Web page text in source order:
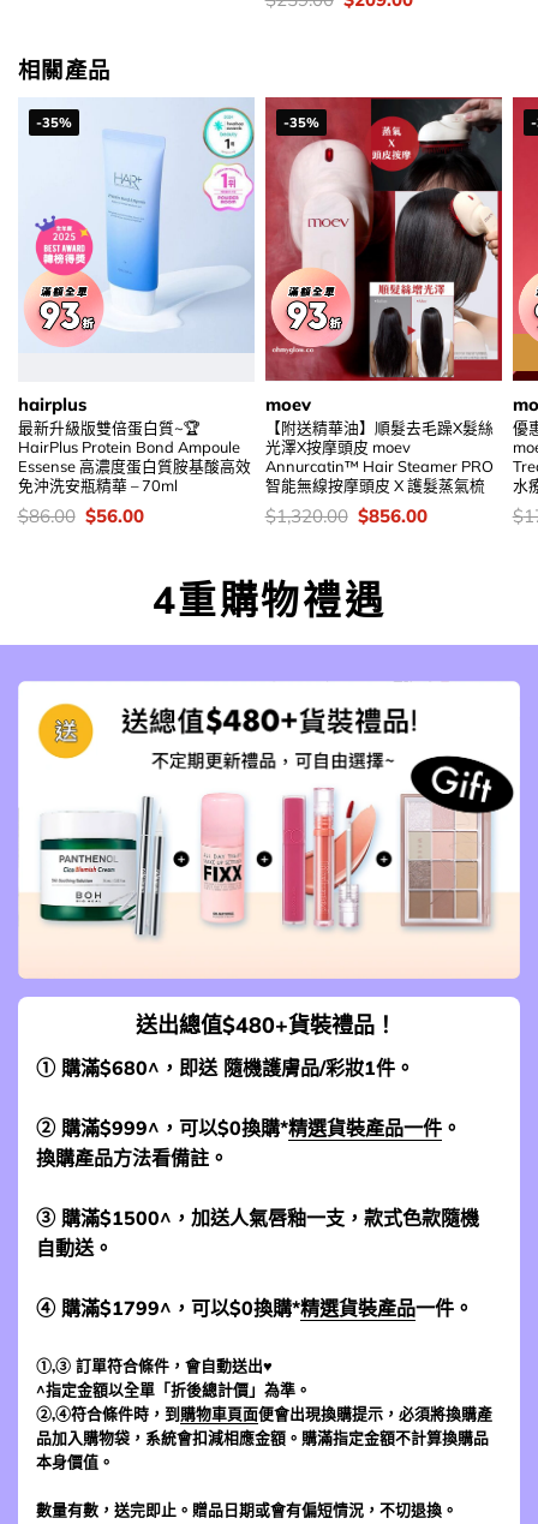
錢： price
相關產品
-35%
hairplus
最新升級版雙倍蛋白質~🏆
HairPlus Protein Bond Ampoule
Essense 高濃度蛋白質胺基酸高效
免沖洗安瓶精華 – 70ml
價
錢：
$86.00 Original
price
$56.00Current
-35%
moev
【附送精華油】順髮去毛躁X髮絲
光澤X按摩頭皮 moev
Annurcatin™ Hair Steamer PRO
智能無線按摩頭皮 X 護髮蒸氣梳
價
錢：
$1,320.00 Original
price
$856.00Current
優
水
價
錢
$
4重購物禮遇
送出總值$480+貨裝禮品！
① 購滿$680^，即送 隨機護膚品/彩妝1件。
② 購滿$999^，可以$0換購*精選貨裝產品一件 。
換購產品方法看備註。
③ 購滿$1500^，加送人氣唇釉一支，款式色款隨機
自動送。
④ 購滿$1799^，可以$0換購*精選貨裝產品一件。
①,③ 訂單符合條件，會自動送出♥
^指定金額以全單「折後總計價」為準。
②,④符合條件時，到 購物車頁面便會出現換購提示，必須將換購產
品加入購物袋，系統會扣減相應金額。購滿指定金額不計算換購品
本身價值。
數量有數，送完即止。贈品日期或會有偏短情況，不切退換。